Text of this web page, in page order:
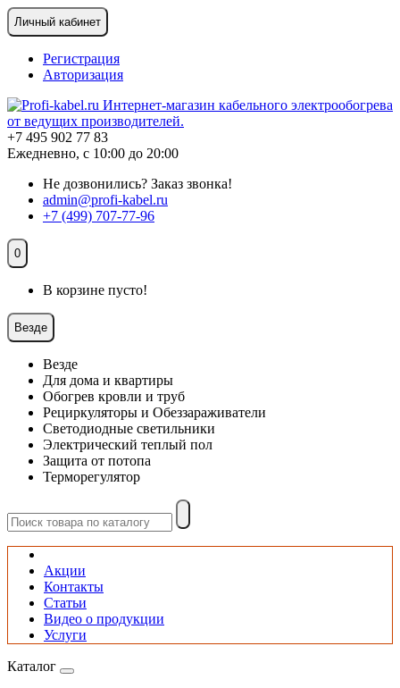
Личный кабинет
Регистрация
Авторизация
+7 495 902 77 83
Ежедневно, с 10:00 до 20:00
Не дозвонились? Заказ звонка!
admin@profi-kabel.ru
+7 (499) 707-77-96
0
В корзине пусто!
Везде
Везде
Для дома и квартиры
Обогрев кровли и труб
Рециркуляторы и Обеззараживатели
Светодиодные светильники
Электрический теплый пол
Защита от потопа
Терморегулятор
Акции
Контакты
Статьи
Видео о продукции
Услуги
Каталог